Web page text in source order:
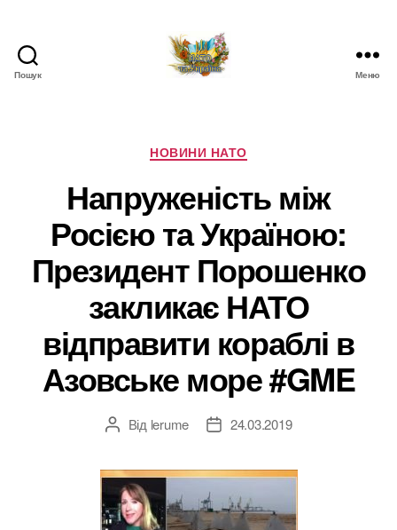
Пошук
Новини
про
НАТО
в
Україні
Меню
Категорії
НОВИНИ НАТО
Напруженість між
Росією та Україною:
Президент Порошенко
закликає НАТО
відправити кораблі в
Азовське море #GME
Автор
Від lerume
Дата24.03.2019